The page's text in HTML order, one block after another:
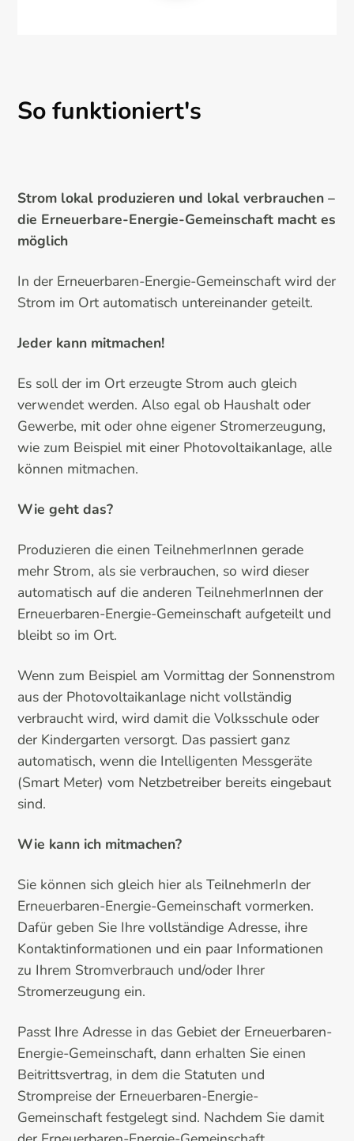
So funktioniert's
Strom lokal produzieren und lokal verbrauchen –
die Erneuerbare-Energie-Gemeinschaft macht es
möglich
In der Erneuerbaren-Energie-Gemeinschaft wird der
Strom im Ort automatisch untereinander geteilt.
Jeder kann mitmachen!
Es soll der im Ort erzeugte Strom auch gleich
verwendet werden. Also egal ob Haushalt oder
Gewerbe, mit oder ohne eigener Stromerzeugung,
wie zum Beispiel mit einer Photovoltaikanlage, alle
können mitmachen.
Wie geht das?
Produzieren die einen TeilnehmerInnen gerade
mehr Strom, als sie verbrauchen, so wird dieser
automatisch auf die anderen TeilnehmerInnen der
Erneuerbaren-Energie-Gemeinschaft aufgeteilt und
bleibt so im Ort.
Wenn zum Beispiel am Vormittag der Sonnenstrom
aus der Photovoltaikanlage nicht vollständig
verbraucht wird, wird damit die Volksschule oder
der Kindergarten versorgt. Das passiert ganz
automatisch, wenn die Intelligenten Messgeräte
(Smart Meter) vom Netzbetreiber bereits eingebaut
sind.
Wie kann ich mitmachen?
Sie können sich gleich hier als TeilnehmerIn der
Erneuerbaren-Energie-Gemeinschaft vormerken.
Dafür geben Sie Ihre vollständige Adresse, ihre
Kontaktinformationen und ein paar Informationen
zu Ihrem Stromverbrauch und/oder Ihrer
Stromerzeugung ein.
Passt Ihre Adresse in das Gebiet der Erneuerbaren-
Energie-Gemeinschaft, dann erhalten Sie einen
Beitrittsvertrag, in dem die Statuten und
Strompreise der Erneuerbaren-Energie-
Gemeinschaft festgelegt sind. Nachdem Sie damit